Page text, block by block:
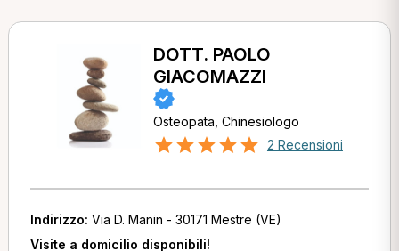
DOTT. PAOLO
GIACOMAZZI
Osteopata, Chinesiologo
2 Recensioni
Indirizzo: Via D. Manin - 30171 Mestre (VE)
Visite a domicilio disponibili!